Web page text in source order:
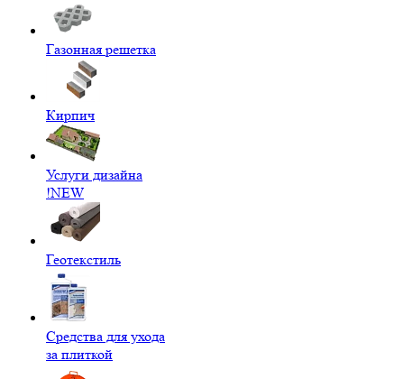
Газонная решетка
Кирпич
Услуги дизайна
!NEW
Геотекстиль
Средства для ухода
за плиткой